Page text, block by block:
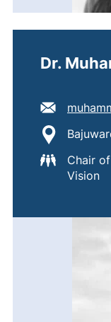
Dr.
E-Mail
Chair
Vision